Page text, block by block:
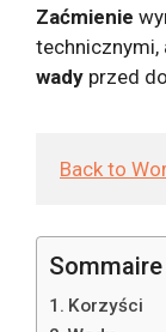
Zaćmienie
technicznymi,
wady przed
Back to
Sommaire
Korzyści